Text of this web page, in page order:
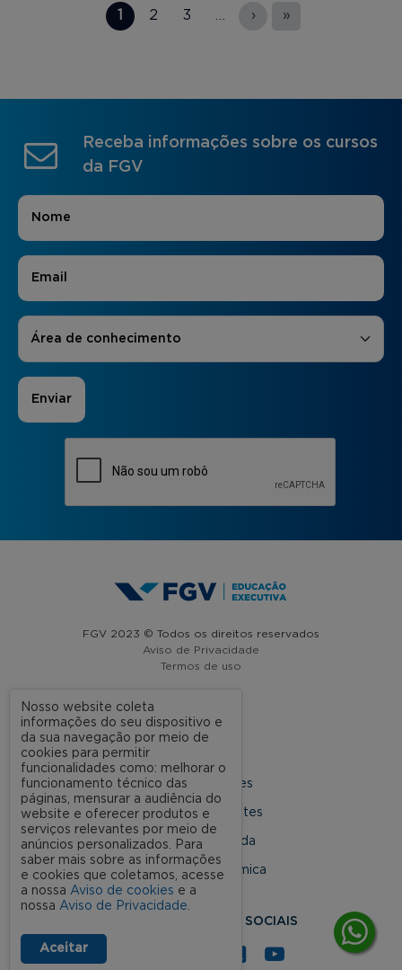
1 2 3 › »
Receba informações sobre os cursos
da FGV
Nome
E-mail
Áreas de Interesse
Área de conhecimento
FGV 2023 © Todos os direitos reservados
Aviso de Privacidade
Termos de uso
A FGV
Nossas Unidades
Dúvidas Frequentes
Rede Conveniada
Ouvidoria Acadêmica
SIGA NOSSAS REDES SOCIAIS
Nosso website coleta
informações do seu dispositivo e
da sua navegação por meio de
cookies para permitir
funcionalidades como: melhorar o
funcionamento técnico das
páginas, mensurar a audiência do
website e oferecer produtos e
serviços relevantes por meio de
anúncios personalizados. Para
saber mais sobre as informações
e cookies que coletamos, acesse
a nossa Aviso de cookies e a
nossa Aviso de Privacidade.
Aceitar